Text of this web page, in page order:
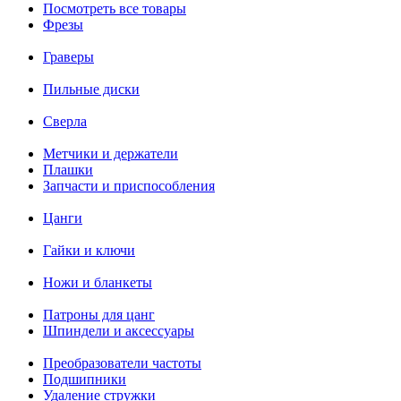
Посмотреть все товары
Фрезы
Граверы
Пильные диски
Сверла
Метчики и держатели
Плашки
Запчасти и приспособления
Цанги
Гайки и ключи
Ножи и бланкеты
Патроны для цанг
Шпиндели и аксессуары
Преобразователи частоты
Подшипники
Удаление стружки